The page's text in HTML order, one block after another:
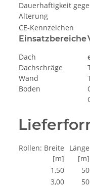
Dauerhaftigkeit
Alterung
CE-Kennzeichen
Einsatzbereiche
Dach
Dachschräge
Wand
Boden
Rollen: Breite
[m]
Länge
[m]
1,50
50
3,00
50